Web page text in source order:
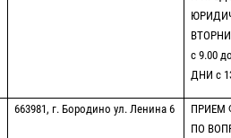
с 9.00
ДНИ с
663981, г. Бородино ул. Ленина 6
ПРИЕМ
ПО